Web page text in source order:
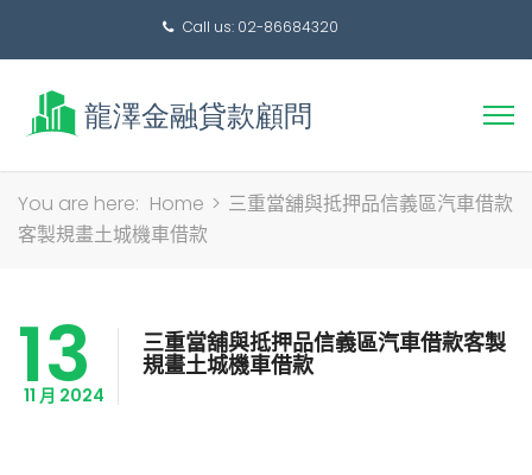
Call us: 02-86684320
搜
You are here: Home > 三重當舖與抵押品信義區汽車借款
客製規畫土城機車借款
13
11 月 2024
三重當舖與抵押品信義區汽車借款客製
規畫土城機車借款